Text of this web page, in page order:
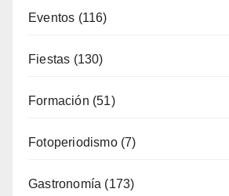
Eventos (116)
Fiestas (130)
Formación (51)
Fotoperiodismo(7)
Gastronomía (173)